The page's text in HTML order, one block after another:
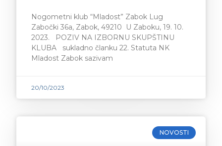
Nogometni klub “Mladost” Zabok Lug
Zabočki 36a, Zabok, 49210 U Zaboku, 19. 10.
2023. POZIV NA IZBORNU SKUPŠTINU
KLUBA sukladno članku 22. Statuta NK
Mladost Zabok sazivam
20/10/2023
NOVOSTI